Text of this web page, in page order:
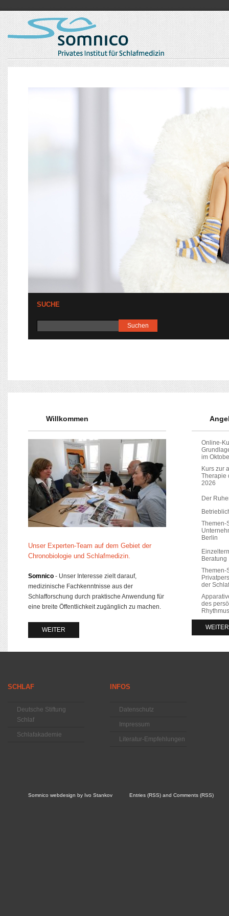
SUCHE
Willkommen
Unser Experten-Team auf dem Gebiet der
Chronobiologie und Schlafmedizin.
Somnico - Unser Interesse zielt darauf,
medizinische Fachkenntnisse aus der
Schlafforschung durch praktische Anwendung für
eine breite Öffentlichkeit zugänglich zu machen.
WEITER
Online-
im
Kurs zur
Therapie
2026
Der
Themen-
Berlin
Beratung
Themen-
der
des
Rhythmus
WEITER
SCHLAF
Deutsche Stiftung
Schlaf
Schlafakademie
INFOS
Datenschutz
Impressum
Literatur-Empfehlungen
Somnico webdesign by Ivo Stankov Entries (RSS) and Comments (RSS)